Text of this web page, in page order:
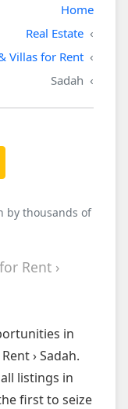
Home
Real Estate
Villas for Rent
Sadah
by thousands of
Rent ›
in
› Sadah.
listings in
first to seize